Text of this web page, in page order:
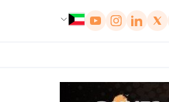
لوحة إدارة ملفات تعريف الارتباط